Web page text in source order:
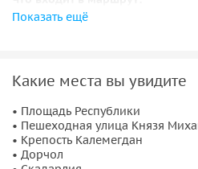
• Площадь Республики —
градостроительства
Белграда со времён Римской
• Дорчол — старейший и самый
• Скадарлия — атмосферная
Показать ещё
Какие места вы увидите
• Площадь Республики
• Пешеходная улица Князя
• Крепость Калемегдан
• Дорчол